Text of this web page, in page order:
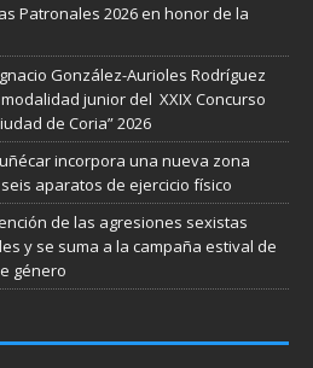
Patronales 2026 en honor de la
González-Aurioles Rodríguez
junior del XXIX Concurso
de Coria” 2026
incorpora una nueva zona
aparatos de ejercicio físico
de las agresiones sexistas
y se suma a la campaña estival de
género